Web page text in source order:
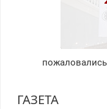
ГАЗЕТА